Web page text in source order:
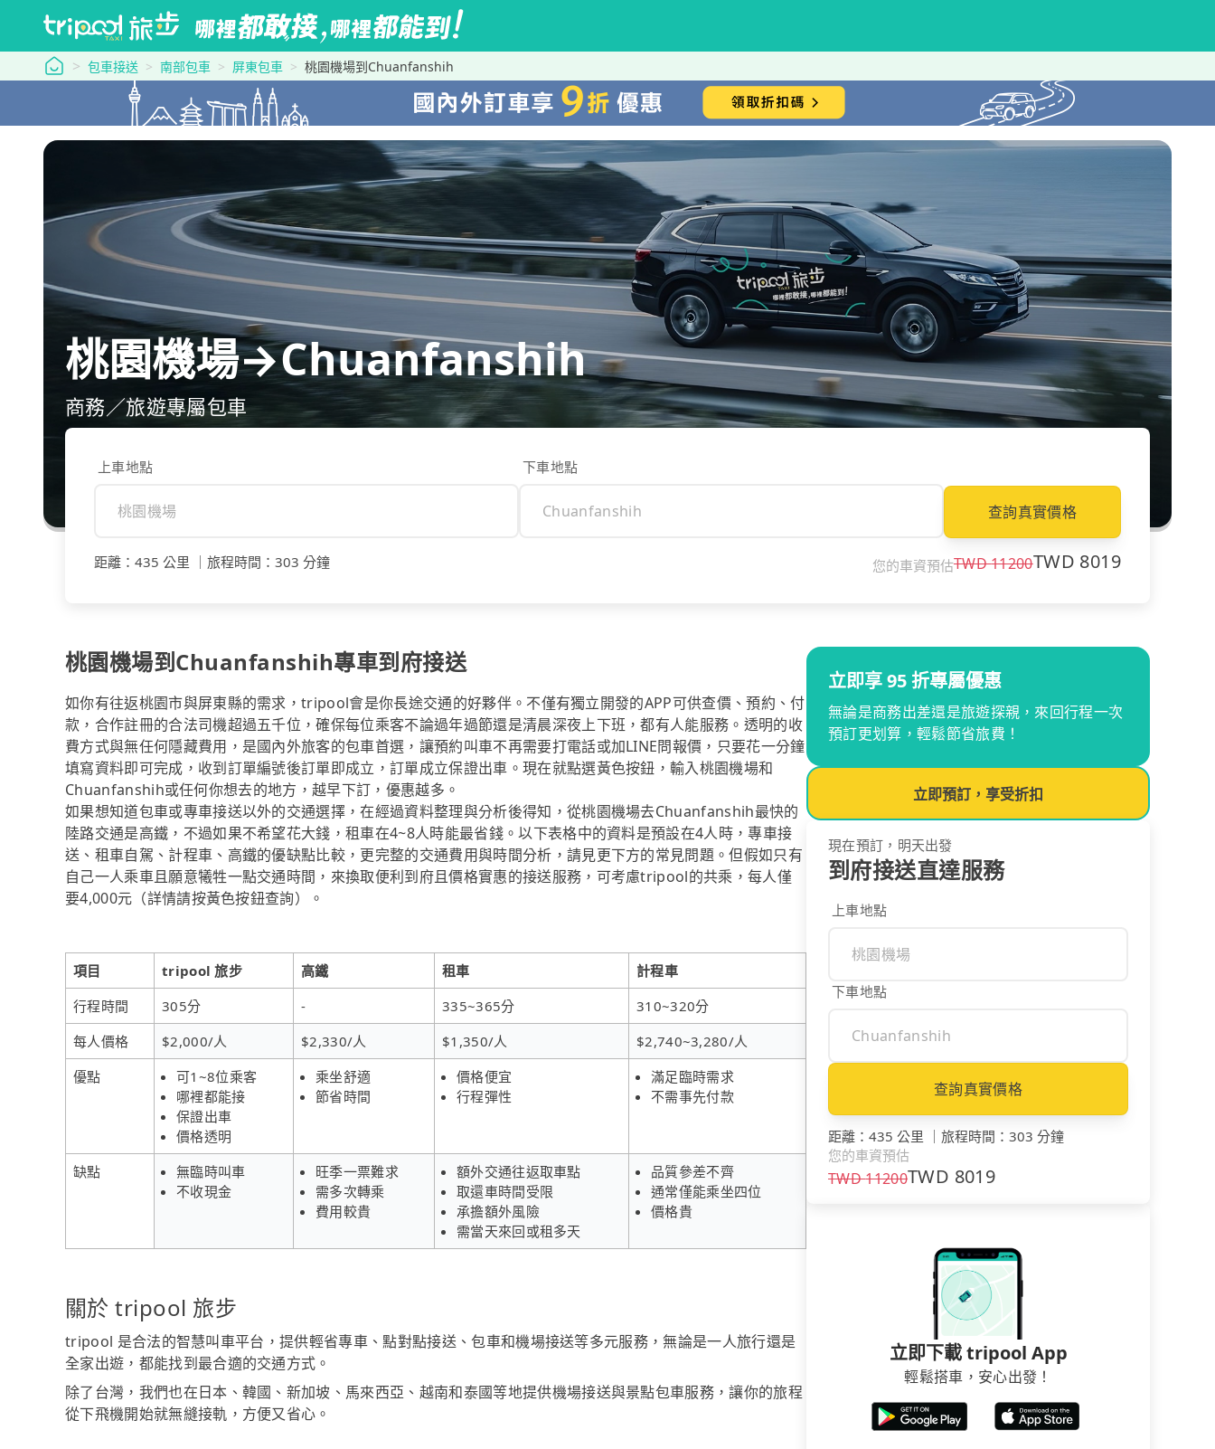
tripool 旅步
包車接送 南部包車 屏東包車 桃園機場到Chuanfanshih
桃園機場→Chuanfanshih
商務／旅遊專屬包車
上車地點 下車地點
查詢真實價格
距離 ： 435 公里 旅程時間 ： 303 分鐘 您的車資預估TWD11200TWD 8019
桃園機場到Chuanfanshih專車到府接送
如你有往返桃園市與屏東縣的需求，tripool會是你長途交通的好夥伴。不僅有獨立開發的APP可供查價、預約、付
款，合作註冊的合法司機超過五千位，確保每位乘客不論過年過節還是清晨深夜上下班，都有人能服務。透明的收
費方式與無任何隱藏費用，是國內外旅客的包車首選，讓預約叫車不再需要打電話或加LINE問報價，只要花一分鐘
填寫資料即可完成，收到訂單編號後訂單即成立，訂單成立保證出車。現在就點選黃色按鈕，輸入桃園機場和
Chuanfanshih或任何你想去的地方，越早下訂，優惠越多。
如果想知道包車或專車接送以外的交通選擇，在經過資料整理與分析後得知，從桃園機場去Chuanfanshih最快的
陸路交通是高鐵，不過如果不希望花大錢，租車在4~8人時能最省錢。以下表格中的資料是預設在4人時，專車接
送、租車自駕、計程車、高鐵的優缺點比較，更完整的交通費用與時間分析，請見更下方的常見問題。但假如只有
自己一人乘車且願意犧牲一點交通時間，來換取便利到府且價格實惠的接送服務，可考慮tripool的共乘，每人僅
要4,000元（詳情請按黃色按鈕查詢）。
項目 tripool 旅步 高鐵 租車
計程車
行程時間
305分 - 335~365分
310~320分
每人價格
$2,000/人 $2,330/人 $1,350/人
$2,740~3,280/人
優點
可1~8位乘客
哪裡都能接
保證出車
價格透明
乘坐舒適
節省時間
價格便宜
行程彈性
滿足臨時需求
不需事先付款
缺點
無臨時叫車
不收現金
旺季一票難求
需多次轉乘
費用較貴
額外交通往返取車點
取還車時間受限
承擔額外風險
需當天來回或租多天
品質參差不齊
通常僅能乘坐四位
價格貴
關於 tripool 旅步
tripool 是合法的智慧叫車平台，提供輕省專車、點對點接送、包車和機場接送等多元服務，無論是一人旅行還是
全家出遊，都能找到最合適的交通方式。
除了台灣，我們也在日本、韓國、新加坡、馬來西亞、越南和泰國等地提供機場接送與景點包車服務，讓你的旅程
從下飛機開始就無縫接軌，方便又省心。
立即享 95 折專屬優惠
無論是商務出差還是旅遊探親，來回行程一次
預訂更划算，輕鬆節省旅費！
立即預訂，享受折扣
現在預訂，明天出發
到府接送直達服務
上車地點
下車地點
查詢真實價格
距離 ： 435 公里 ｜ 旅程時間 ： 303 分鐘
您的車資預估
TWD11200TWD 8019
立即下載 tripool App
輕鬆搭車，安心出發！